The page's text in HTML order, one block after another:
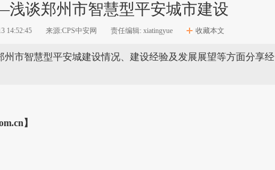
谈郑州市智慧型平安城市建设
14:52:45 来源:CPS中安网 责任编辑: xiatingyue 收藏本文
州市智慧型平安城建设情况、建设经验及发展展望等方面分享经
】